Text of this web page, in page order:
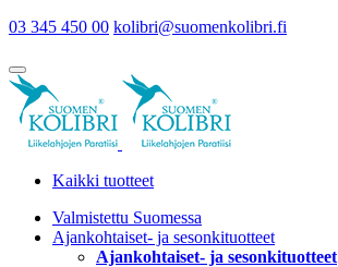
03 345 450 00 kolibri@suomenkolibri.fi
Kaikki tuotteet
Valmistettu Suomessa
Ajankohtaiset- ja sesonkituotteet
Ajankohtaiset- ja sesonkituotteet